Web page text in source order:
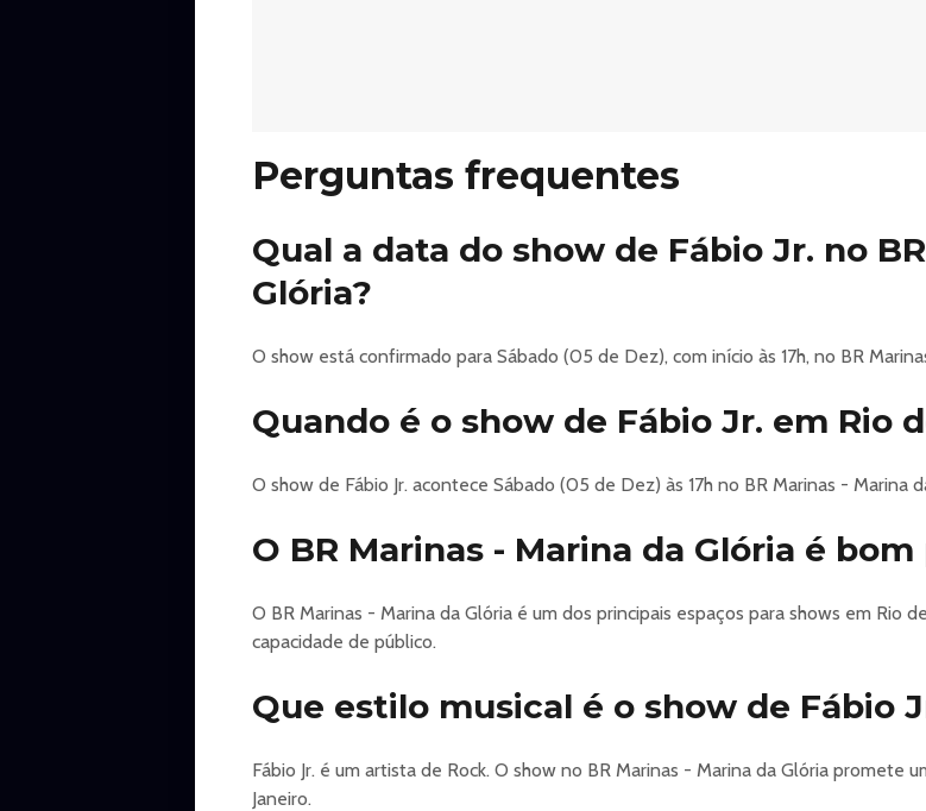
Perguntas frequentes
Qual a data do show de Fábio Jr. no
Glória?
O show está confirmado para Sábado (05 de Dez), com início às 17h, no BR
Quando é o show de Fábio Jr. em Rio
O show de Fábio Jr. acontece Sábado (05 de Dez) às 17h no BR Marinas - Marina
O BR Marinas - Marina da Glória é
O BR Marinas - Marina da Glória é um dos principais espaços para shows em Rio
capacidade de público.
Que estilo musical é o show de Fábio
Fábio Jr. é um artista de Rock. O show no BR Marinas - Marina da Glória promete
Janeiro.